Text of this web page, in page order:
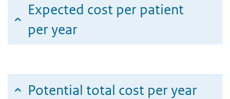
Expected cost per patient
per year
Potential total cost per year